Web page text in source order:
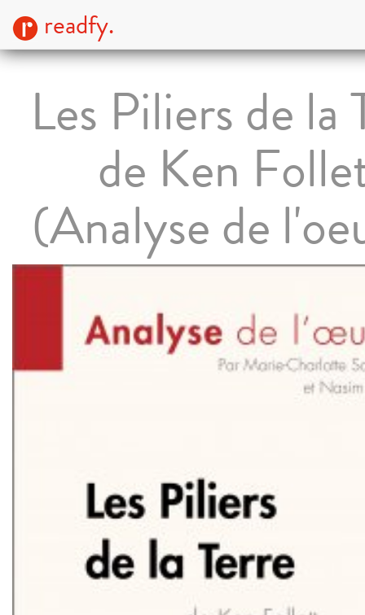
readfy.
Les Piliers de la
de Ken
(Analyse de